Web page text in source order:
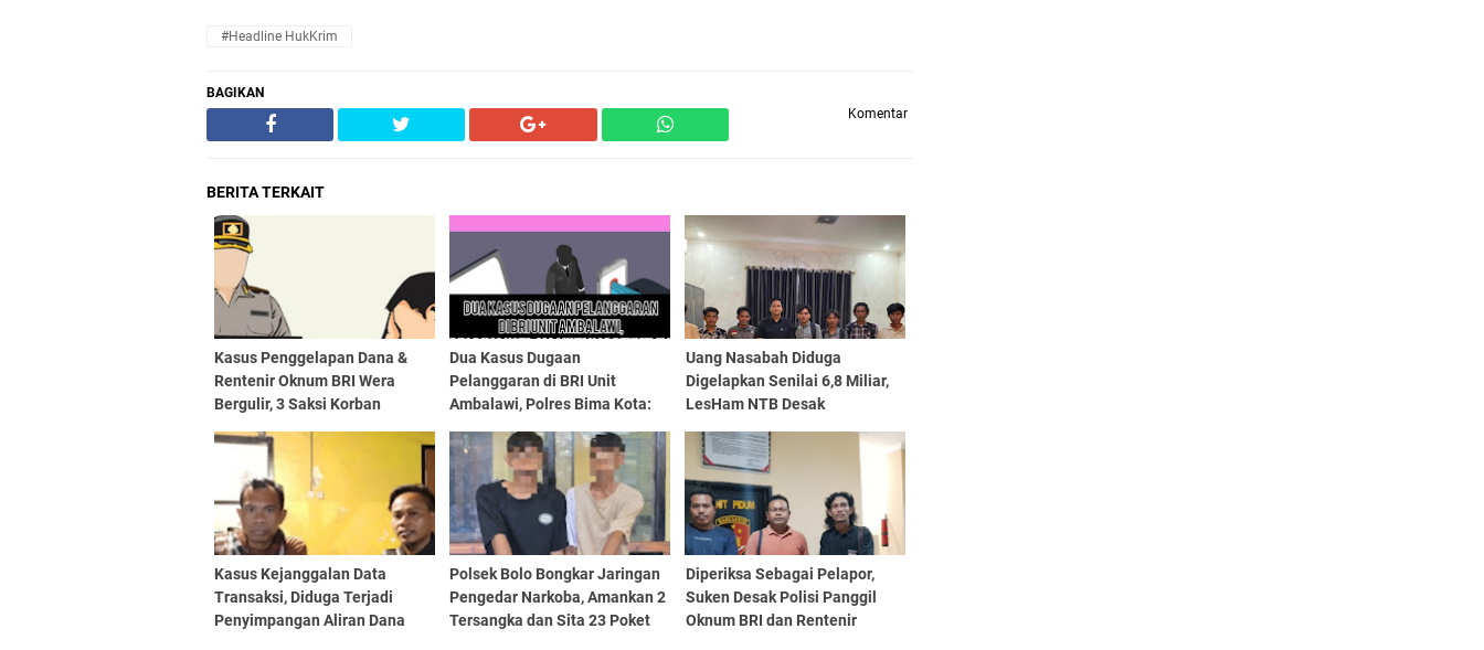
#Headline HukKrim
BAGIKAN
Komentar
BERITA TERKAIT
Kasus Penggelapan Dana &
Rentenir Oknum BRI Wera
Bergulir, 3 Saksi Korban
Dua Kasus Dugaan
Pelanggaran di BRI Unit
Ambalawi, Polres Bima Kota:
Uang Nasabah Diduga
Digelapkan Senilai 6,8 Miliar,
LesHam NTB Desak
Kantor BRI Unit Wera
Kasus Kejanggalan Data
Transaksi, Diduga Terjadi
Penyimpangan Aliran Dana
Polsek Bolo Bongkar Jaringan
Pengedar Narkoba, Amankan 2
Tersangka dan Sita 23 Poket
Diperiksa Sebagai Pelapor,
Suken Desak Polisi Panggil
Oknum BRI dan Rentenir